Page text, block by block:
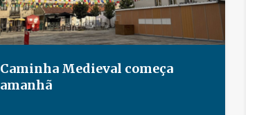
Caminha Medieval começa
amanhã